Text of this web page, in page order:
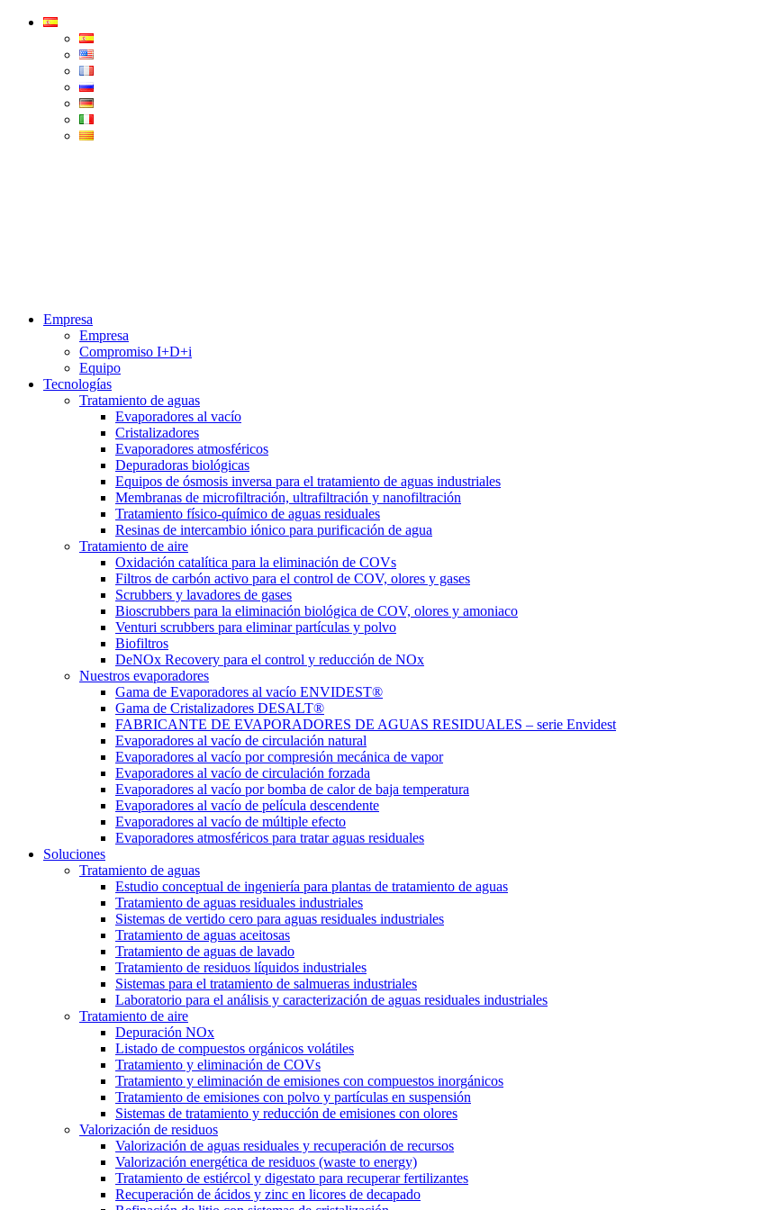
Condorchem
Empresa
Empresa
Compromiso I+D+i
Equipo
Tecnologías
Tratamiento de aguas
Evaporadores al vacío
Cristalizadores
Evaporadores atmosféricos
Depuradoras biológicas
Equipos de ósmosis inversa para el tratamiento de aguas industriales
Membranas de microfiltración, ultrafiltración y nanofiltración
Tratamiento físico-químico de aguas residuales
Resinas de intercambio iónico para purificación de agua
Tratamiento de aire
Oxidación catalítica para la eliminación de COVs
Filtros de carbón activo para el control de COV, olores y gases
Scrubbers y lavadores de gases
Bioscrubbers para la eliminación biológica de COV, olores y amoniaco
Venturi scrubbers para eliminar partículas y polvo
Biofiltros
DeNOx Recovery para el control y reducción de NOx
Nuestros evaporadores
Gama de Evaporadores al vacío ENVIDEST®
Gama de Cristalizadores DESALT®
FABRICANTE DE EVAPORADORES DE AGUAS RESIDUALES – serie Envidest
Evaporadores al vacío de circulación natural
Evaporadores al vacío por compresión mecánica de vapor
Evaporadores al vacío de circulación forzada
Evaporadores al vacío por bomba de calor de baja temperatura
Evaporadores al vacío de película descendente
Evaporadores al vacío de múltiple efecto
Evaporadores atmosféricos para tratar aguas residuales
Soluciones
Tratamiento de aguas
Estudio conceptual de ingeniería para plantas de tratamiento de aguas
Tratamiento de aguas residuales industriales
Sistemas de vertido cero para aguas residuales industriales
Tratamiento de aguas aceitosas
Tratamiento de aguas de lavado
Tratamiento de residuos líquidos industriales
Sistemas para el tratamiento de salmueras industriales
Laboratorio para el análisis y caracterización de aguas residuales industriales
Tratamiento de aire
Depuración NOx
Listado de compuestos orgánicos volátiles
Tratamiento y eliminación de COVs
Tratamiento y eliminación de emisiones con compuestos inorgánicos
Tratamiento de emisiones con polvo y partículas en suspensión
Sistemas de tratamiento y reducción de emisiones con olores
Valorización de residuos
Valorización de aguas residuales y recuperación de recursos
Valorización energética de residuos (waste to energy)
Tratamiento de estiércol y digestato para recuperar fertilizantes
Recuperación de ácidos y zinc en licores de decapado